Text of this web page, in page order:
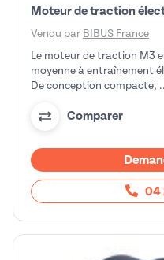
Moteur de traction
Vendu par BIBUS France
Le moteur de traction M3
moyenne à entraînement
De conception compacte,
Comparer
04